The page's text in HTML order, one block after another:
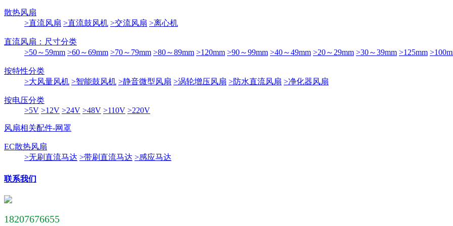
散热风扇
>直流风扇 >直流鼓风机 >交流风扇 >离心机
直流风扇：尺寸分类
>50～59mm >60～69mm >70～79mm >80～89mm >120mm >90～99mm >40～49mm >20～29mm >30～39mm >125mm
按特性分类
>大风量风机 >智能鼓风机 >静音微型风扇 >涡轮增压风扇 >防水直流风扇 >净化器风扇
按电压分类
>5V >12V >24V >48V >110V >220V
风扇相关配件-网罩
EC散热风扇
>无刷直流马达 >带刷直流马达 >感应马达
联系我们
18207676655